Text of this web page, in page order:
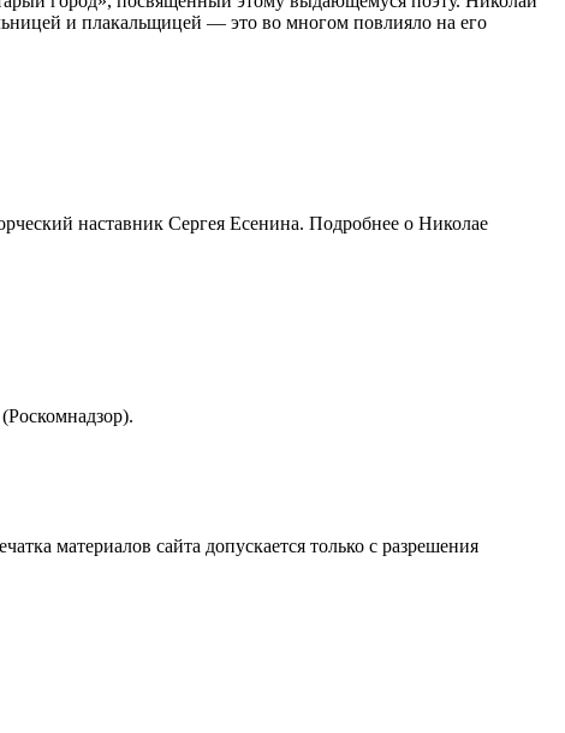
и плакальщицей — это во многом повлияло на его
наставник Сергея Есенина. Подробнее о Николае
материалов сайта допускается только с разрешения